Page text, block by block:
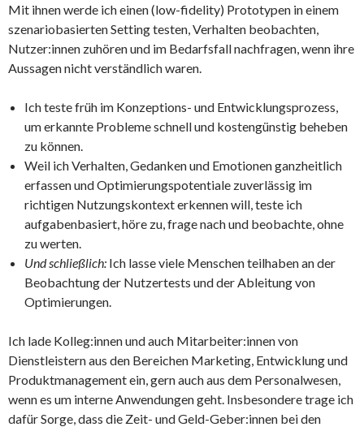
Mit ihnen werde ich einen (low-fidelity) Prototypen in einem
szenariobasierten Setting testen, Verhalten beobachten,
Nutzer:innen zuhören und im Bedarfsfall nachfragen, wenn ihre
Aussagen nicht verständlich waren.
Ich teste früh im Konzeptions- und Entwicklungsprozess,
um erkannte Probleme schnell und kostengünstig beheben
zu können.
Weil ich Verhalten, Gedanken und Emotionen ganzheitlich
erfassen und Optimierungspotentiale zuverlässig im
richtigen Nutzungskontext erkennen will, teste ich
aufgabenbasiert, höre zu, frage nach und beobachte, ohne
zu werten.
Und schließlich: Ich lasse viele Menschen teilhaben an der
Beobachtung der Nutzertests und der Ableitung von
Optimierungen.
Ich lade Kolleg:innen und auch Mitarbeiter:innen von
Dienstleistern aus den Bereichen Marketing, Entwicklung und
Produktmanagement ein, gern auch aus dem Personalwesen,
wenn es um interne Anwendungen geht. Insbesondere trage ich
dafür Sorge, dass die Zeit- und Geld-Geber:innen bei den